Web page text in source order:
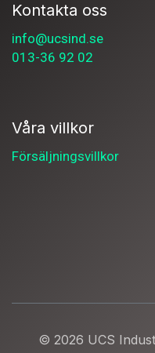
Kontakta oss
info@ucsind.se
013-36 92 02
Våra villkor
Försäljningsvillkor
© 2026 UCS